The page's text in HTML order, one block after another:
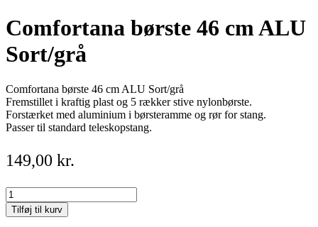
Comfortana børste 46 cm ALU
Sort/grå
Comfortana børste 46 cm ALU Sort/grå
Fremstillet i kraftig plast og 5 rækker stive nylonbørste.
Forstærket med aluminium i børsteramme og rør for stang.
Passer til standard teleskopstang.
149,00 kr.
Comfortana
børste
46
Tilføj til kurv